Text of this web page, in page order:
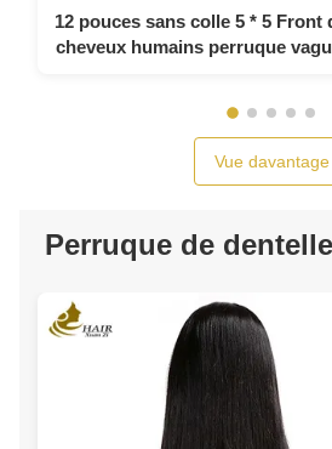
12 pouces sans colle 5 * 5 Front
cheveux humains perruque
Vue davantage
Perruque de